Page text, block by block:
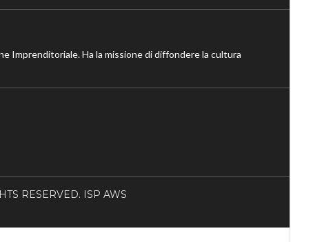
Imprenditoriale. Ha la missione di diffondere la cultura
RESERVED. ISP AWS